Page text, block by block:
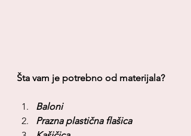
Šta vam je potrebno od materijala?
Baloni
Prazna plastična flašica